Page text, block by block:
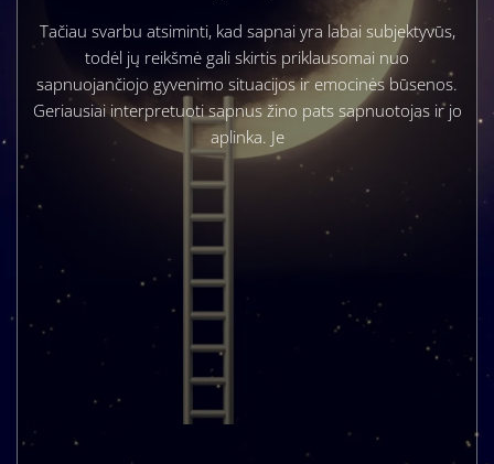
Tačiau svarbu atsiminti, kad sapnai yra labai subjektyvūs,
todėl jų reikšmė gali skirtis priklausomai nuo
sapnuojančiojo gyvenimo situacijos ir emocinės būsenos.
Geriausiai interpretuoti sapnus žino pats sapnuotojas ir jo
aplinka. Je